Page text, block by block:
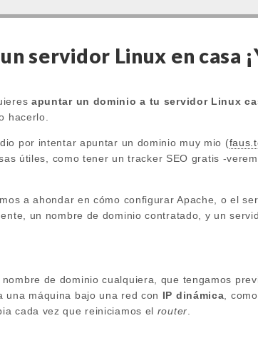
servidor Linux en casa
apuntar un dominio a tu servidor Linux
hacerlo.
por intentar apuntar un dominio muy mio (
útiles, como tener un tracker SEO gratis -
a ahondar en cómo configurar Apache, o el
un nombre de dominio contratado, y un
de dominio cualquiera, que tengamos
una máquina bajo una red con IP dinámica ,
cada vez que reiniciamos el router